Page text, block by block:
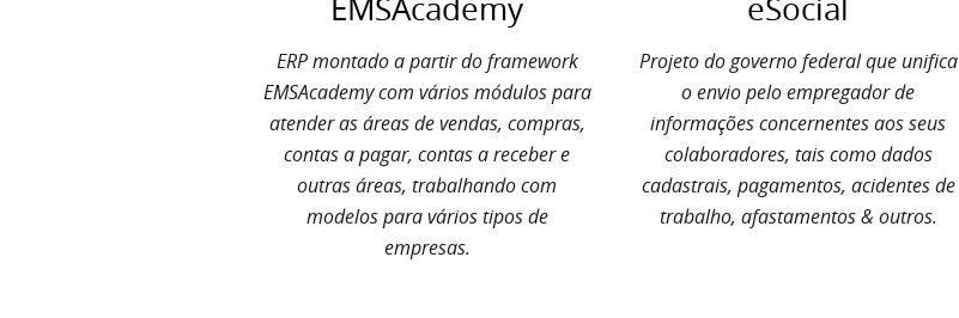
EMSAcademy
ERP montado a partir do framework
EMSAcademy com vários módulos para
atender as áreas de vendas, compras,
contas a pagar, contas a receber e
outras áreas, trabalhando com
modelos para vários tipos de
empresas.
eSocial
Projeto do governo federal que unifica
o envio pelo empregador de
informações concernentes aos seus
colaboradores, tais como dados
cadastrais, pagamentos, acidentes de
trabalho, afastamentos & outros.